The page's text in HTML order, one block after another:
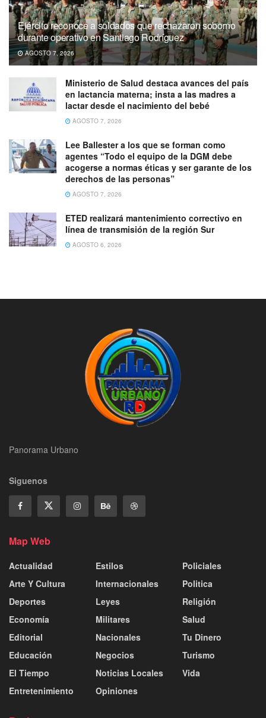
Ejército reconoce a soldados que rechazaron soborno
durante operativo en Santiago Rodríguez
AGOSTO 7, 2026
Ministerio de Salud destaca avances del país
en lactancia materna; insta a las madres a
lactar desde el nacimiento del bebé
AGOSTO 7, 2026
Lee Ballester a los que se forman como
agentes “Todo el equipo de la DGM debe
acogerse a normas éticas y ser garante de los
derechos de las personas”
AGOSTO 7, 2026
ETED realizará mantenimiento correctivo en
línea de transmisión de la región Sur
AGOSTO 6, 2026
Panorama Urbano
Siguenos
Map Web
Actualidad
Arte Y Cultura
Deportes
Economía
Editorial
Educación
El Tiempo
Entretenimiento
Estilos
Internacionales
Leyes
Militares
Nacionales
Negocios
Noticias Locales
Opiniones
Policiales
Politica
Religión
Salud
Tu Dinero
Turismo
Vida